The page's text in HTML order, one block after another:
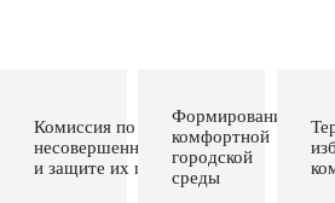
Комиссия по делам
несовершеннолетних
и защите их прав
Формирование
комфортной
городской
среды